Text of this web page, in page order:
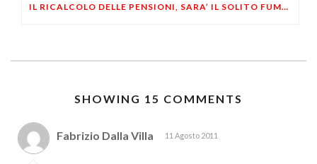
IL RICALCOLO DELLE PENSIONI, SARA’ IL SOLITO FUMO NEGLI OCCHI
SHOWING 15 COMMENTS
Fabrizio Dalla Villa 11 Agosto 2011